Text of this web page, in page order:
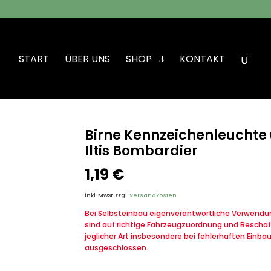
START ÜBER UNS SHOP KONTAKT
Birne
Iltis Bombardier
1,19 €
inkl. MwSt. zzgl.Versandkosten
Bei Selbsteinbau eigenverantwortliche
sind auf richtige Fahrzeugzuordnung und
jeglicher Art insbesondere bei fehlerhaften
ausgeschlossen.